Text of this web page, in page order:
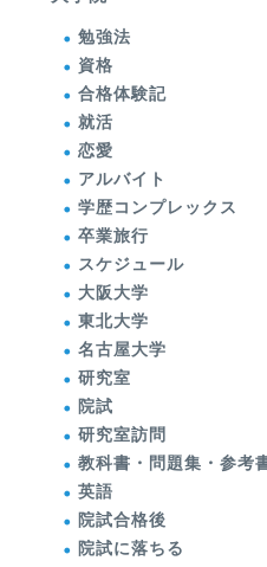
勉強法
資格
合格体験記
就活
恋愛
アルバイト
学歴コンプレックス
卒業旅行
スケジュール
大阪大学
東北大学
名古屋大学
研究室
院試
研究室訪問
教科書・問題集・参考
英語
院試合格後
院試に落ちる